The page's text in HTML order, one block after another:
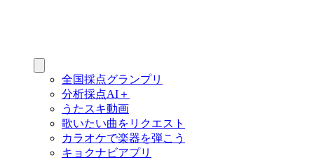
全国採点グランプリ
分析採点AI＋
うたスキ動画
歌いたい曲をリクエスト
カラオケで楽器を弾こう
キョクナビアプリ